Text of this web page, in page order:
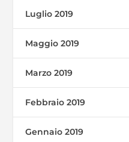
Luglio 2019
Maggio 2019
Marzo 2019
Febbraio 2019
Gennaio 2019